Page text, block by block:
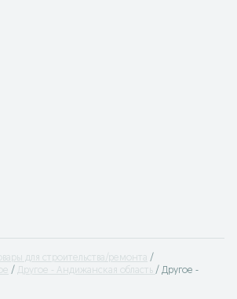
для строительства/ремонта
Другое - Андижанская область
Другое -